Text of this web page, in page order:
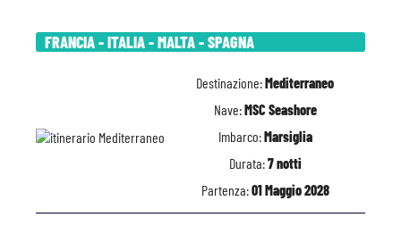
FRANCIA - ITALIA - MALTA - SPAGNA
Destinazione:Mediterraneo
Nave:MSC Seashore
Imbarco:Marsiglia
Durata:7 notti
Partenza:01 Maggio 2028